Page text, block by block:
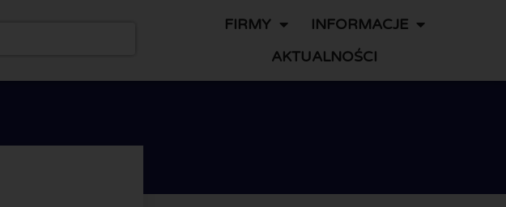
FIRMY
INFORMACJE
AKTUALNOŚCI